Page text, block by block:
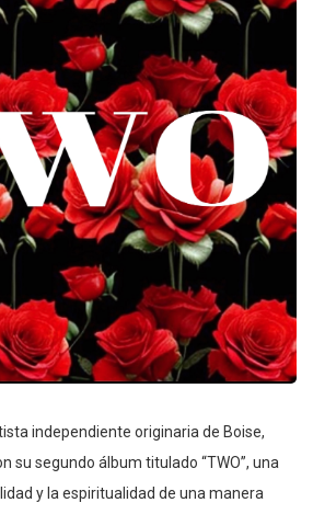
independiente originaria de Boise,
su segundo álbum titulado “TWO”, una
y la espiritualidad de una manera